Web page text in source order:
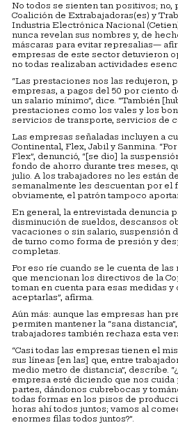
No todos se sienten tan positivos; no,
Coalición de Extrabajadoras(es) y
Industria Electrónica Nacional
nunca revelan sus nombres y, de
máscaras para evitar represalias—
empresas de este sector detuvieron
no todas realizaban actividades
“Las prestaciones nos las redujeron,
empresas, a pagos del 50 por ciento
un salario mínimo”, dice. “También
prestaciones como los vales y los
servicios de transporte, servicios de
Las empresas señaladas incluyen a
Continental, Flex, Jabil y Sanmina.
Flex”, denunció, “[se dio] la
fondo de ahorro durante tres meses,
julio. A los trabajadores no les están
semanalmente les descuentan por el
obviamente, el patrón tampoco
En general, la entrevistada denuncia
disminución de sueldos, descansos
vacaciones o sin salario, suspensión
de turno como forma de presión y
completas.
Por eso ríe cuando se le cuenta de
que mencionan los directivos de la
toman en cuenta para esas medidas
aceptarlas”, afirma.
Aún más: aunque las empresas han
permiten mantener la “sana
trabajadores también rechaza esta
“Casi todas las empresas tienen el
sus líneas [en las] que, entre
medio metro de distancia”, describe.
empresa esté diciendo que nos
partes, dándonos cubrebocas y
todas formas en los pisos de
horas ahí todos juntos; vamos al
enormes filas todos juntos?”.